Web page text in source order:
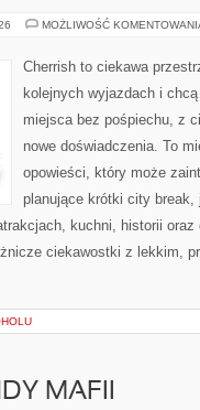
MOŻLIWOŚĆ
Cherrish to ciekawa
kolejnych wyjazdach i
miejsca bez pośpiechu, z
nowe doświadczenia. To
opowieści, który może
planujące krótki city
kuchni, historii
ciekawostki z lekkim,
MAFII